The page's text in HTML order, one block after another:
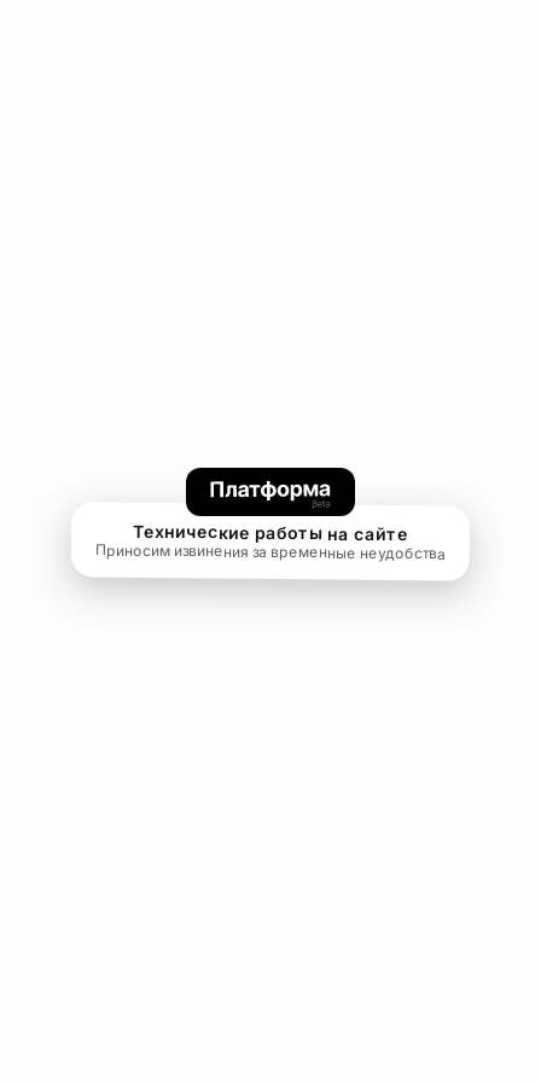
Технические работы на сайте
Приносим извинения за временные неудобства